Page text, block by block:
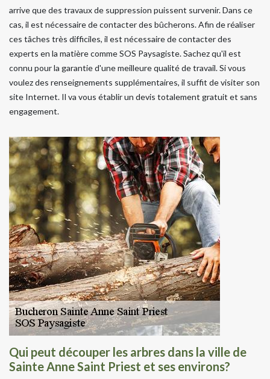
arrive que des travaux de suppression puissent survenir. Dans ce
cas, il est nécessaire de contacter des bûcherons. Afin de réaliser
ces tâches très difficiles, il est nécessaire de contacter des
experts en la matière comme SOS Paysagiste. Sachez qu'il est
connu pour la garantie d'une meilleure qualité de travail. Si vous
voulez des renseignements supplémentaires, il suffit de visiter son
site Internet. Il va vous établir un devis totalement gratuit et sans
engagement.
Qui peut découper les arbres dans la ville de
Sainte Anne Saint Priest et ses environs?